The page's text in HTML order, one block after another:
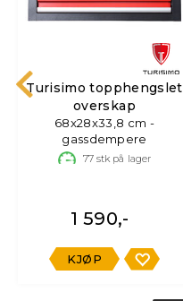
Turisimo topphengslet
overskap
68x28x33,8 cm -
gassdempere
77stk på lager
1 590,-
KJØP